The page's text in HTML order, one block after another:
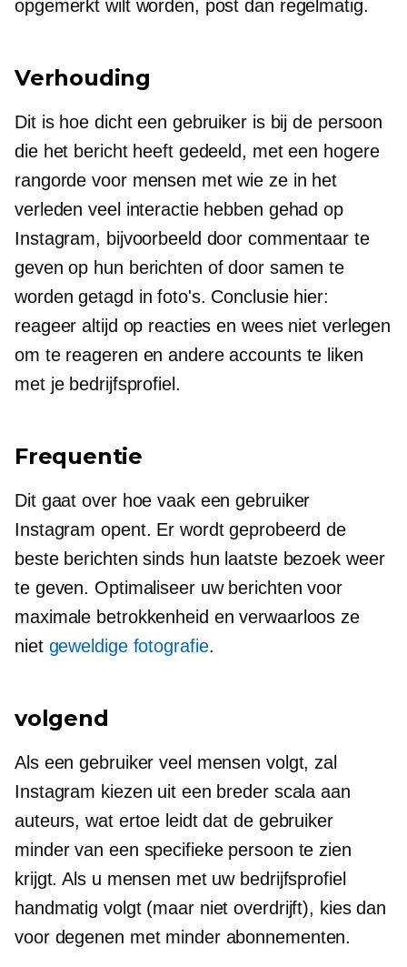
opgemerkt wilt worden, post dan regelmatig.
Verhouding
Dit is hoe dicht een gebruiker is bij de persoon
die het bericht heeft gedeeld, met een hogere
rangorde voor mensen met wie ze in het
verleden veel interactie hebben gehad op
Instagram, bijvoorbeeld door commentaar te
geven op hun berichten of door samen te
worden getagd in foto's. Conclusie hier:
reageer altijd op reacties en wees niet verlegen
om te reageren en andere accounts te liken
met je bedrijfsprofiel.
Frequentie
Dit gaat over hoe vaak een gebruiker
Instagram opent. Er wordt geprobeerd de
beste berichten sinds hun laatste bezoek weer
te geven. Optimaliseer uw berichten voor
maximale betrokkenheid en verwaarloos ze
niet geweldige fotografie.
volgend
Als een gebruiker veel mensen volgt, zal
Instagram kiezen uit een breder scala aan
auteurs, wat ertoe leidt dat de gebruiker
minder van een specifieke persoon te zien
krijgt. Als u mensen met uw bedrijfsprofiel
handmatig volgt (maar niet overdrijft), kies dan
voor degenen met minder abonnementen.